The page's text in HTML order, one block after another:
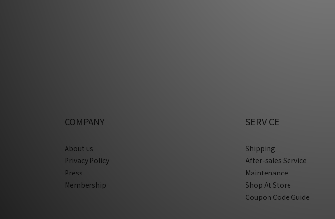
COMPANY
About us
Privacy Policy
Press
Membership
SERVICE
Shipping
After-sales Service
Maintenance
Shop At Store
Coupon Code Guide